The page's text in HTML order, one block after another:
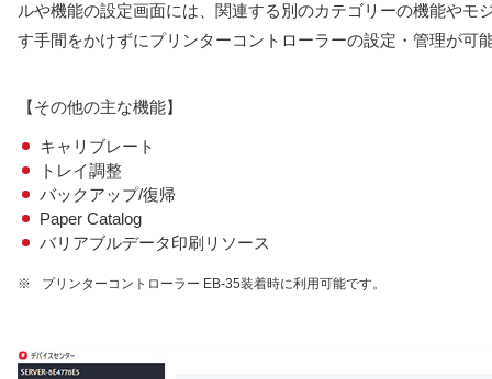
ルや機能の設定画面には、関連する別のカテゴリーの機能やモ
す手間をかけずにプリンターコントローラーの設定・管理が可
【その他の主な機能】
キャリブレート
トレイ調整
バックアップ/復帰
Paper Catalog
バリアブルデータ印刷リソース
※ プリンターコントローラー EB-35装着時に利用可能です。